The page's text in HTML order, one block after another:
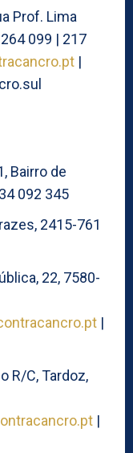
Prof. Lima
099 | 217
|
Bairro de
092 345
2415-761
22, 7580-
|
R/C, Tardoz,
|